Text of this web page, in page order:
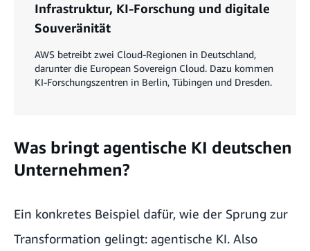
Infrastruktur, KI-Forschung und digitale
Souveränität
AWS betreibt zwei Cloud-Regionen in Deutschland,
darunter die European Sovereign Cloud. Dazu kommen
KI-Forschungszentren in Berlin, Tübingen und Dresden.
Was bringt agentische KI deutschen
Unternehmen?
Ein konkretes Beispiel dafür, wie der Sprung zur
Transformation gelingt: agentische KI. Also